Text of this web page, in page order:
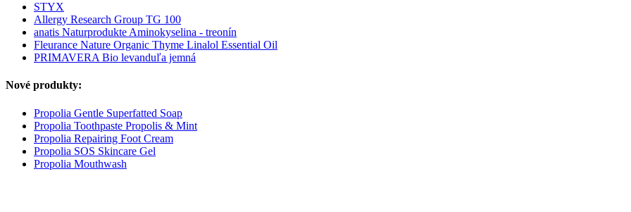
STYX
Allergy Research Group TG 100
anatis Naturprodukte Aminokyselina - treonín
Fleurance Nature Organic Thyme Linalol Essential Oil
PRIMAVERA Bio levanduľa jemná
Nové produkty:
Propolia Gentle Superfatted Soap
Propolia Toothpaste Propolis & Mint
Propolia Repairing Foot Cream
Propolia SOS Skincare Gel
Propolia Mouthwash